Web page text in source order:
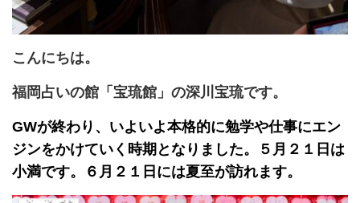
こんにちは。
福岡占いの館「宝琉館」の深川宝琉です。
GWが終わり、いよいよ本格的に勉学や仕事にエン
ジンをかけていく時期となりました。５月２１日は
小満です。６月２１日には夏至が訪れます。